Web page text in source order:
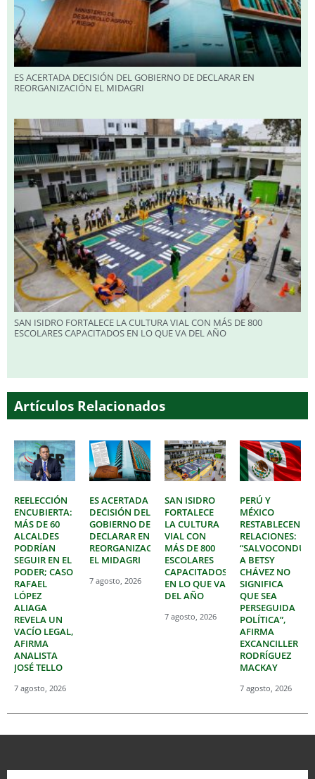
ES ACERTADA DECISIÓN DEL GOBIERNO DE DECLARAR EN
REORGANIZACIÓN EL MIDAGRI
SAN ISIDRO FORTALECE LA CULTURA VIAL CON MÁS DE 800
ESCOLARES CAPACITADOS EN LO QUE VA DEL AÑO
Artículos Relacionados
REELECCIÓN
ENCUBIERTA:
MÁS DE 60
ALCALDES
PODRÍAN
SEGUIR EN EL
PODER; CASO
RAFAEL
LÓPEZ
ALIAGA
REVELA UN
VACÍO LEGAL,
AFIRMA
ANALISTA
JOSÉ TELLO
7 agosto, 2026
ES ACERTADA
DECISIÓN DEL
GOBIERNO DE
DECLARAR EN
REORGANIZACIÓN
EL MIDAGRI
7 agosto, 2026
SAN ISIDRO
FORTALECE
LA CULTURA
VIAL CON
MÁS DE 800
ESCOLARES
CAPACITADOS
EN LO QUE VA
DEL AÑO
7 agosto, 2026
PERÚ Y
MÉXICO
RESTABLECEN
RELACIONES:
A BETSY
CHÁVEZ NO
SIGNIFICA
QUE SEA
PERSEGUIDA
POLÍTICA”,
AFIRMA
EXCANCILLER
RODRÍGUEZ
MACKAY
7 agosto, 2026